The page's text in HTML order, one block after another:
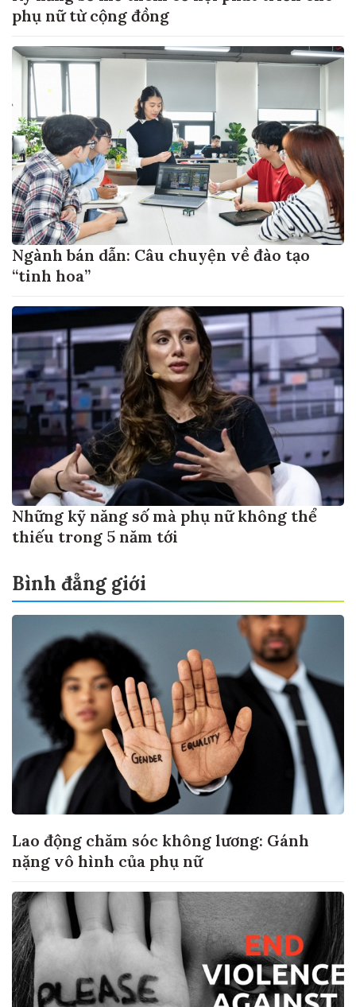
phụ nữ từ cộng đồng
Ngành bán dẫn: Câu chuyện về đào tạo
“tinh hoa”
Những kỹ năng số mà phụ nữ không thể
thiếu trong 5 năm tới
Bình đẳng giới
Lao động chăm sóc không lương: Gánh
nặng vô hình của phụ nữ